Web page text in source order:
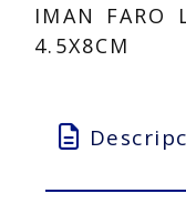
IMAN FARO
4.5X8CM